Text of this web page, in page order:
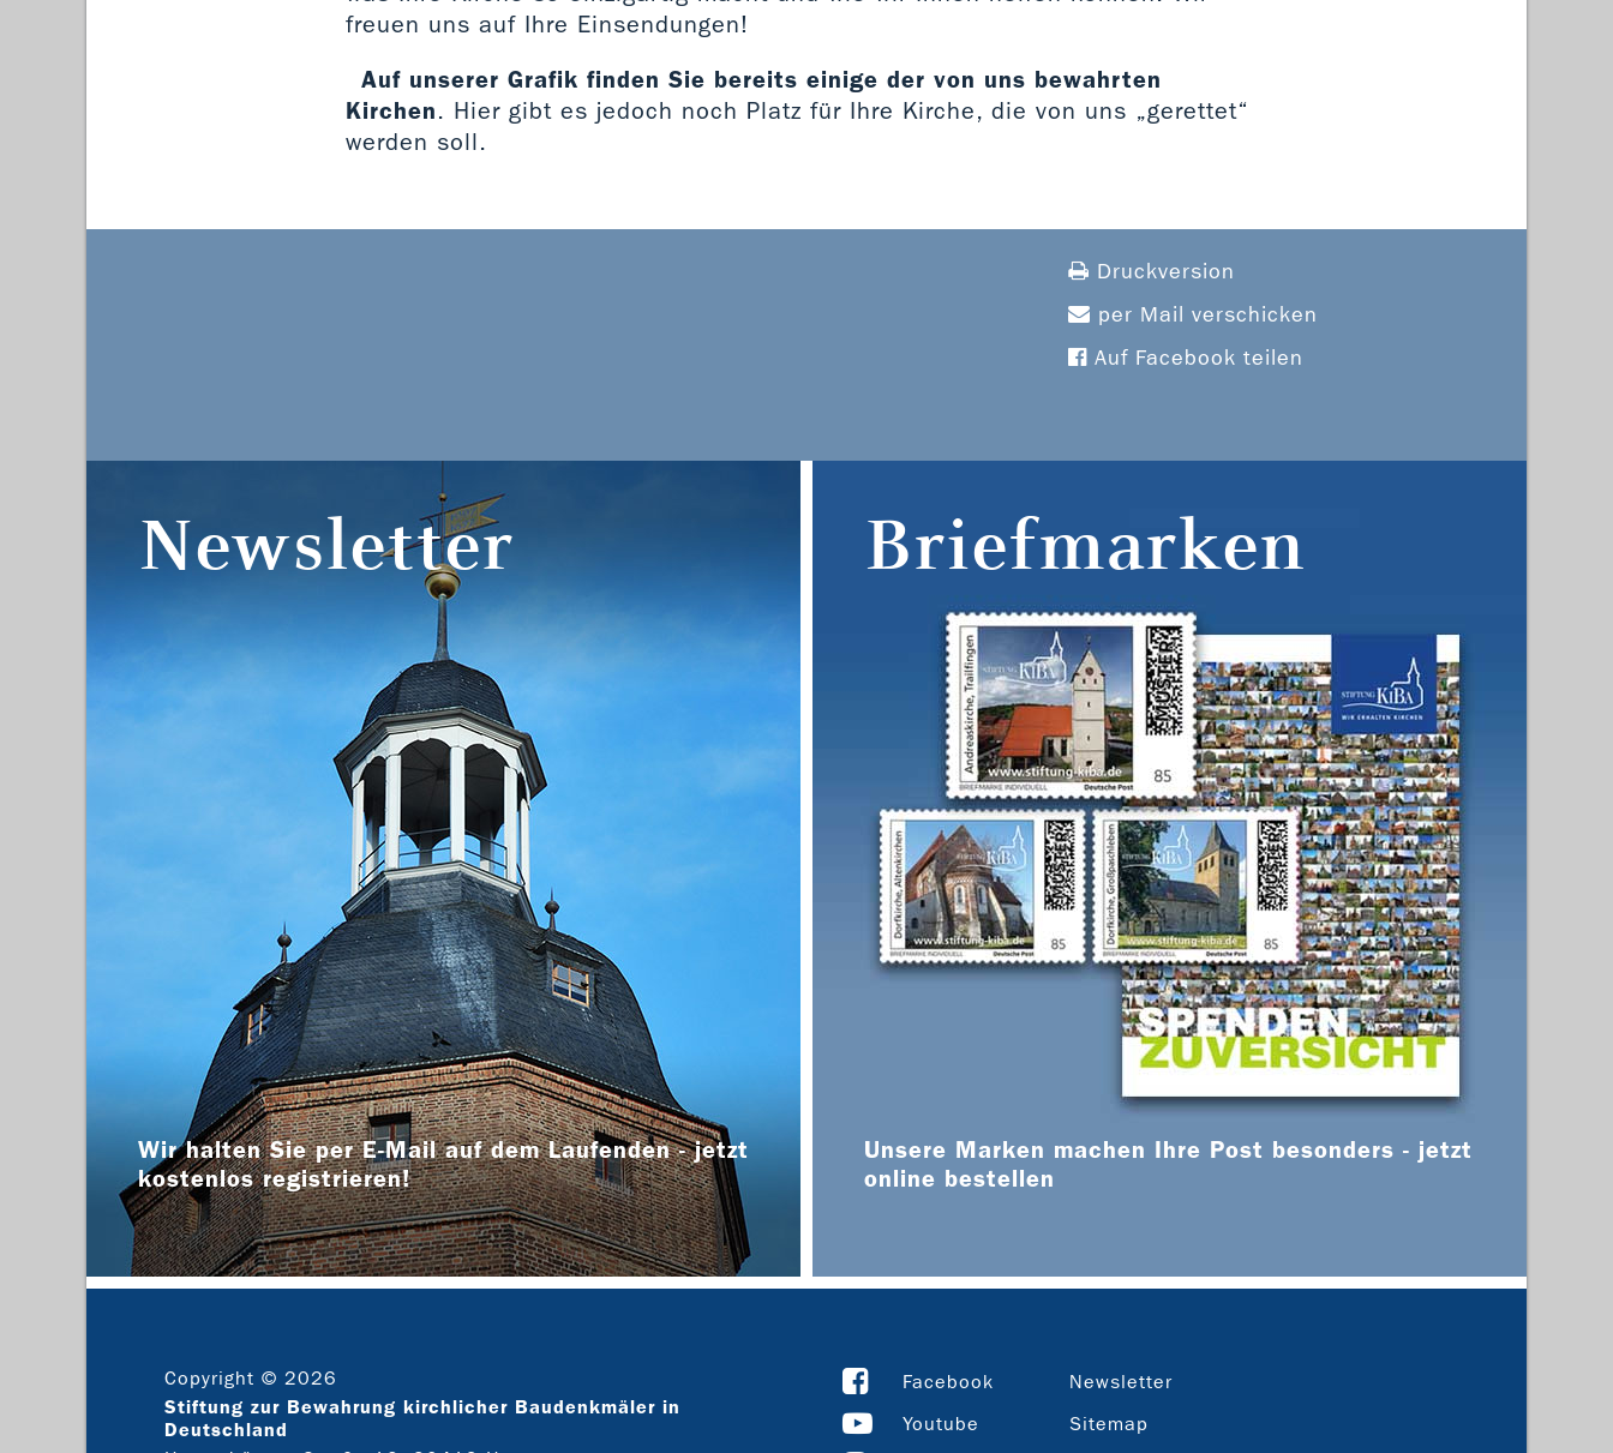
freuen uns auf Ihre Einsendungen!
Auf unserer Grafik finden Sie bereits einige der von uns bewahrten
Kirchen. Hier gibt es jedoch noch Platz für Ihre Kirche, die von uns „gerettet“
werden soll.
Druckversion
per Mail verschicken
Auf Facebook teilen
Newsletter
Wir halten Sie per E-Mail auf dem Laufenden - jetzt
kostenlos registrieren!
Briefmarken
Unsere Marken machen Ihre Post besonders - jetzt
online bestellen
Copyright © 2026
Stiftung zur Bewahrung kirchlicher Baudenkmäler in
Deutschland
Facebook
Youtube
Newsletter
Sitemap